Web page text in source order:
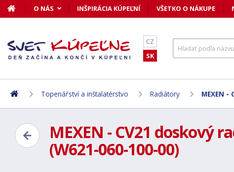
O NÁS INŠPIRÁCIA KÚPEĽNÍ VŠETKO O NÁKUPE
CZ
SK
Topenářství a inštalatérstvo Radiátory MEXEN
MEXEN - CV21 doskový
(W621-060-100-00)